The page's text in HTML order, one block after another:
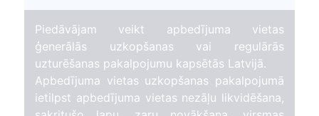
Piedāvājam veikt apbedījuma vietas
ģenerālās uzkopšanas vai regulārās
uzturēšanas pakalpojumu kapsētās Latvijā.
Apbedījuma vietas uzkopšanas pakalpojumā
ietilpst apbedījuma vietas nezāļu likvidēšana,